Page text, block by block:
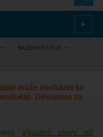
►
BAZÉNOVÉ FÓLIE
může docházet ke
Děkujeme za
výrazné slevy při